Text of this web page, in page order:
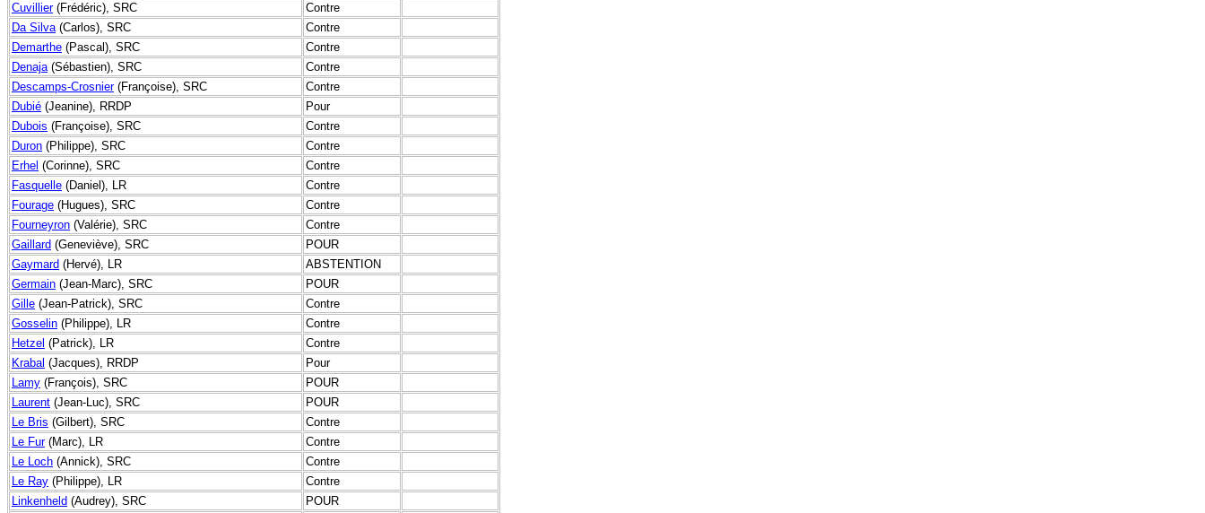
Cuvillier(Frédéric), SRC
Contre
Da Silva(Carlos), SRC
Contre
Demarthe (Pascal), SRC
Contre
Denaja(Sébastien), SRC
Contre
Descamps-Crosnier(Françoise), SRC
Contre
Dubié (Jeanine), RRDP
Pour
Dubois (Françoise), SRC
Contre
Duron (Philippe), SRC
Contre
Erhel (Corinne), SRC
Contre
Fasquelle (Daniel), LR
Contre
Fourage (Hugues), SRC
Contre
Fourneyron (Valérie), SRC
Contre
Gaillard (Geneviève), SRC
POUR
Gaymard (Hervé), LR
ABSTENTION
Germain (Jean-Marc), SRC
POUR
Gille (Jean-Patrick), SRC
Contre
Gosselin (Philippe), LR
Contre
Hetzel (Patrick), LR
Contre
Krabal (Jacques), RRDP
Pour
Lamy (François), SRC
POUR
Laurent (Jean-Luc), SRC
POUR
Le Bris (Gilbert), SRC
Contre
Le Fur(Marc), LR
Contre
Le Loch (Annick), SRC
Contre
Le Ray (Philippe), LR
Contre
Linkenheld (Audrey), SRC
POUR